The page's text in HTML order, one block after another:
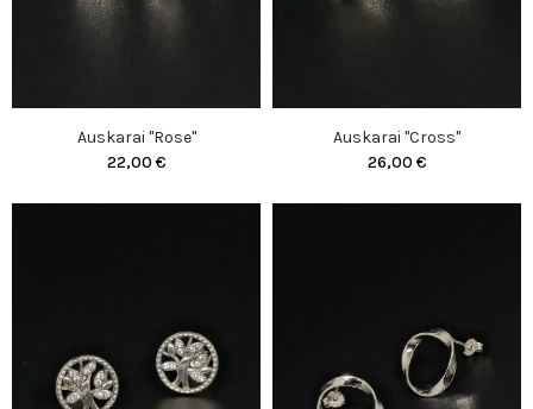
Auskarai "Rose"
22,00 €
Auskarai "Cross"
26,00 €